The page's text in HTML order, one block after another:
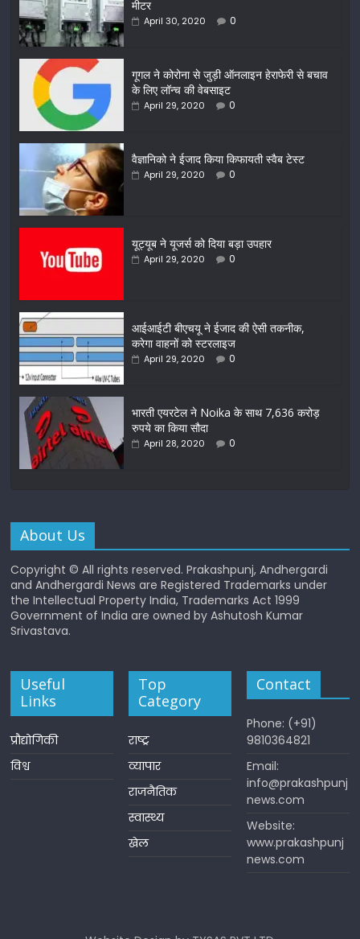
मीटर
April 30, 2020 0
गूगल ने कोरोना से जुड़ी ऑनलाइन हेराफेरी से बचाव
के लिए लॉन्च की वेबसाइट
April 29, 2020 0
वैज्ञानिको ने ईजाद किया किफायती स्वैब टेस्ट
April 29, 2020 0
यूट्यूब ने यूजर्स को दिया बड़ा उपहार
April 29, 2020 0
आईआईटी बीएचयू ने ईजाद की ऐसी तकनीक,
करेगा वाहनों को स्टरलाइज
April 29, 2020 0
भारती एयरटेल ने Noika के साथ 7,636 करोड़
रुपये का किया सौदा
April 28, 2020 0
About Us
Copyright © All rights reserved. Prakashpunj, Andhergardi
and Andhergardi News are Registered Trademarks under
the Intellectual Property India, Trademarks Act 1999
Government of India are owned by Ashutosh Kumar
Srivastava.
Useful
Links
प्रौद्योगिकी
विश्व
Top
Category
राष्ट्र
व्यापार
राजनैतिक
स्वास्थ्य
खेल
Contact
Phone: (+91)
9810364821
Email:
info@prakashpunj
news.com
Website:
www.prakashpunj
news.com